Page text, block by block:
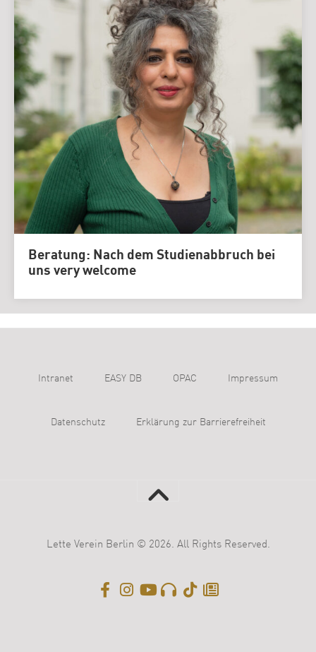
Beratung: Nach dem Studienabbruch bei
uns very welcome
Intranet EASY DB OPAC Impressum
Datenschutz Erklärung zur Barrierefreiheit
Lette Verein Berlin © 2026. All Rights Reserved.